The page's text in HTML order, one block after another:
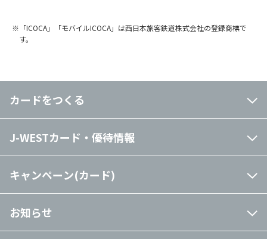
お申し込みの場合、対象期間中に新規でお申し込みいた
ントリー前のご利用分であってもご利用対象期間であれ
ば本特典の対象となります。
象といたします。
すべての特典を受け取るにはエントリーが必要です。
常にエントリーできない場合がございます。
エントリー完了後は、画面に「エントリー完了」と表示
※「ICOCA」「モバイルICOCA」は西日本旅客鉄道株式会社の登録商標で
す。
カードをつくる
J-WESTカード・優待情報
キャンペーン(カード)
お知らせ